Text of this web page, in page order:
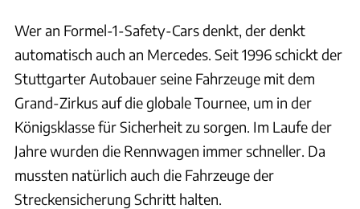
Wer an Formel-1-Safety-Cars denkt, der denkt
automatisch auch an Mercedes. Seit 1996 schickt der
Stuttgarter Autobauer seine Fahrzeuge mit dem
Grand-Zirkus auf die globale Tournee, um in der
Königsklasse für Sicherheit zu sorgen. Im Laufe der
Jahre wurden die Rennwagen immer schneller. Da
mussten natürlich auch die Fahrzeuge der
Streckensicherung Schritt halten.